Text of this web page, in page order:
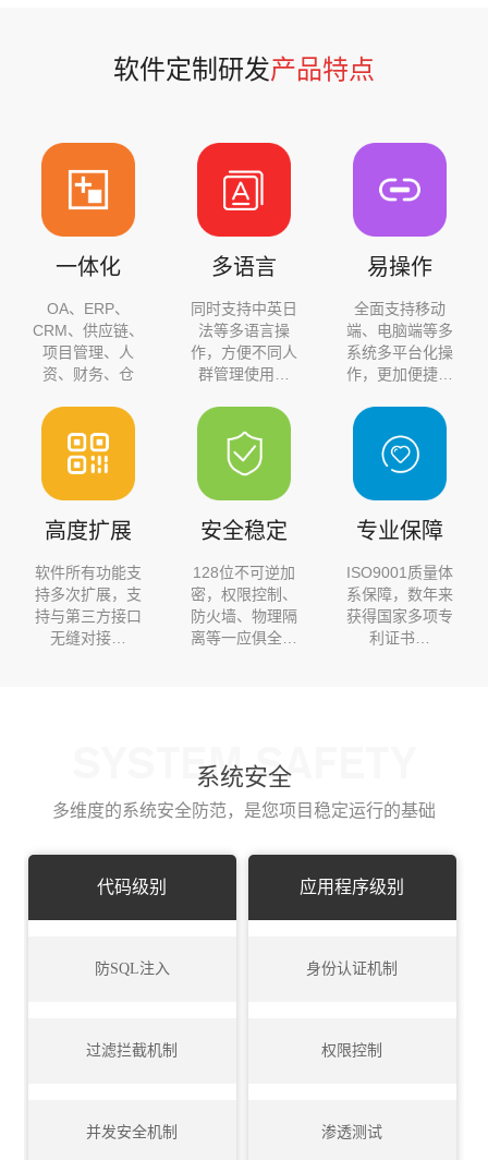
适合侧重客户关系、绩效考核和团队管理的企业使
侧重进货、库存和账款管理；互联网、局域网皆可
使用。
包括客户、采购、入库、出库、盘点、调拨、借
货、还货、退货、发货、订单、回款、付款、售
后、公告、知识库、备忘录、扫描枪、短信、统计
适合侧重进销存、销售数据统计等企业使用
软件定制研发产品特点
一体化
OA、ERP、
CRM、供应链、
项目管理、人
资、财务、仓
多语言
同时支持中英日
法等多语言操
作，方便不同人
群管理使用…
易操作
全面支持移动
端、电脑端等多
系统多平台化操
作，更加便捷…
高度扩展
软件所有功能支
持多次扩展，支
持与第三方接口
无缝对接…
安全稳定
128位不可逆加
密，权限控制、
防火墙、物理隔
离等一应俱全…
专业保障
ISO9001质量体
系保障，数年来
获得国家多项专
利证书…
SYSTEM SAFETY
系统安全
多维度的系统安全防范，是您项目稳定运行的基础
代码级别
防SQL注入
过滤拦截机制
并发安全机制
应用程序级别
身份认证机制
权限控制
渗透测试